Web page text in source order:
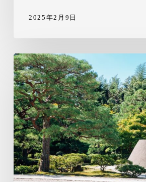
2025年2月9日